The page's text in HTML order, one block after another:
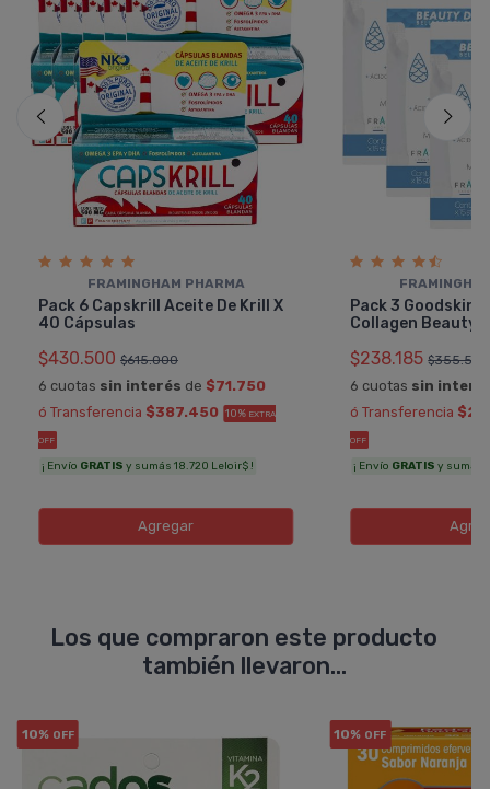
FRAMINGHAM PHARMA
Pack 6 Capskrill Aceite De Krill X
40 Cápsulas
$430.500 $615.000
6 cuotas sin interés de $71.750
ó Transferencia $387.450 10% EXTRA
OFF
¡ Envío GRATIS y sumás 18.720 Leloir$ !
Agregar
Pack 3 Goodskin
Collagen Beauty
$238.185 $355.500
6 cuotas sin
ó Transferencia
OFF
¡ Envío GRATIS y sumás
Los que compraron este producto
también llevaron...
10% OFF 10% OFF